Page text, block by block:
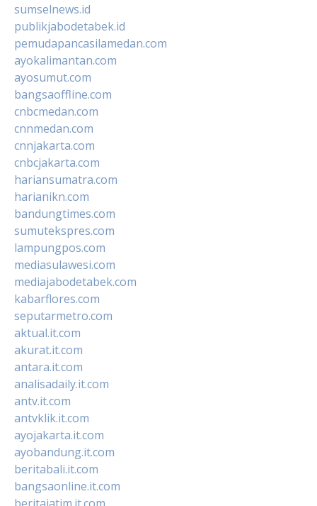
sumselnews.id
publikjabodetabek.id
pemudapancasilamedan.com
ayokalimantan.com
ayosumut.com
bangsaoffline.com
cnbcmedan.com
cnnmedan.com
cnnjakarta.com
cnbcjakarta.com
hariansumatra.com
harianikn.com
bandungtimes.com
sumutekspres.com
lampungpos.com
mediasulawesi.com
mediajabodetabek.com
kabarflores.com
seputarmetro.com
aktual.it.com
akurat.it.com
antara.it.com
analisadaily.it.com
antv.it.com
antvklik.it.com
ayojakarta.it.com
ayobandung.it.com
beritabali.it.com
bangsaonline.it.com
beritajatim.it.com